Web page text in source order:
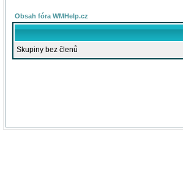
Obsah fóra WMHelp.cz
Skupiny bez členů